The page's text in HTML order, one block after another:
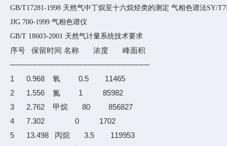
GB/T17281-1998 天然气中丁烷至十六烷烃类的测定 气相色谱法SY/
JJG 700-1999 气相色谱仪
GB/T 18603-2001 天然气计量系统技术要求
序号 保留时间 名称 浓度 峰面积
─────────────────────────
1 0.968 氧 0.5 11465
2 1.556 氮 1 85982
3 2.762 甲烷 80 856827
4 7.302 0 1702
5 13.498 丙烷 3.5 119953